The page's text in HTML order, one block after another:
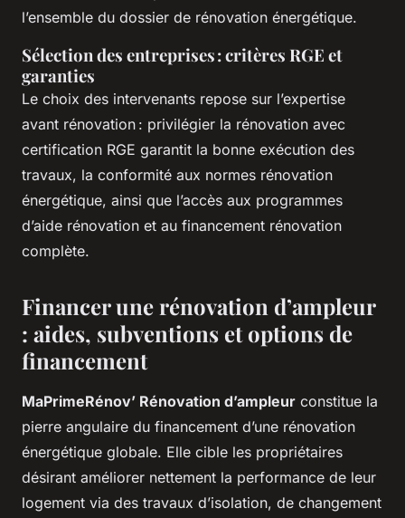
l’ensemble du dossier de rénovation énergétique.
Sélection des entreprises : critères RGE et
garanties
Le choix des intervenants repose sur l’expertise
avant rénovation : privilégier la rénovation avec
certification RGE garantit la bonne exécution des
travaux, la conformité aux normes rénovation
énergétique, ainsi que l’accès aux programmes
d’aide rénovation et au financement rénovation
complète.
Financer une rénovation d’ampleur
: aides, subventions et options de
financement
MaPrimeRénov’ Rénovation d’ampleur constitue la
pierre angulaire du financement d’une rénovation
énergétique globale. Elle cible les propriétaires
désirant améliorer nettement la performance de leur
logement via des travaux d’isolation, de changement